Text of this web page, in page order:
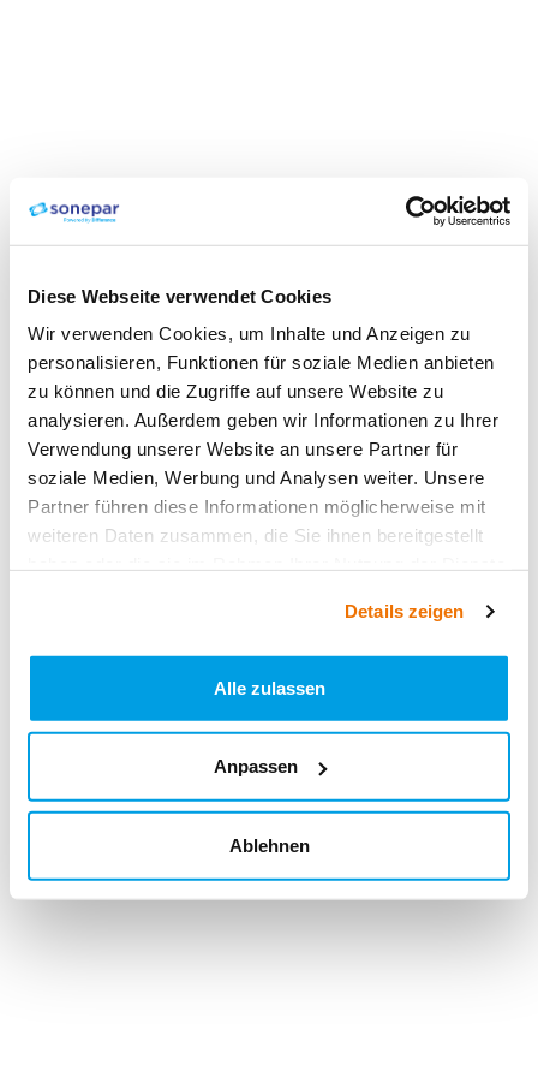
Diese Webseite verwendet Cookies
Wir verwenden Cookies, um Inhalte und Anzeigen zu
personalisieren, Funktionen für soziale Medien anbieten
zu können und die Zugriffe auf unsere Website zu
analysieren. Außerdem geben wir Informationen zu Ihrer
Verwendung unserer Website an unsere Partner für
soziale Medien, Werbung und Analysen weiter. Unsere
Partner führen diese Informationen möglicherweise mit
weiteren Daten zusammen, die Sie ihnen bereitgestellt
Details zeigen
Alle zulassen
Anpassen
Ablehnen